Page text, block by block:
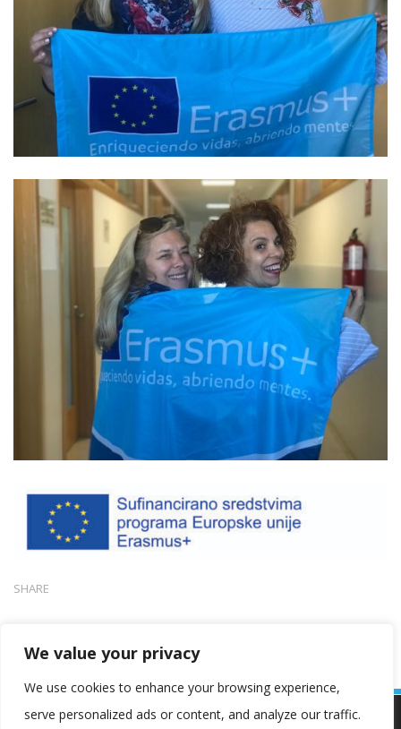
We value your privacy
We use cookies to enhance your browsing experience,
serve personalized ads or content, and analyze our traffic.
SHARE
Koristimo kolačiće kako bismo vam pružili najbolje iskustvo na